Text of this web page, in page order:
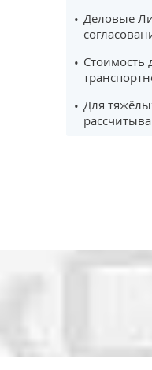
Деловые
Стоимость
Для